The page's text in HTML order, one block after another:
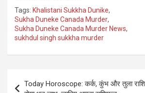
Tags: Khalistani Sukkha Dunike,
Sukha Duneke Canada Murder,
Sukha Duneke Canada Murder News,
sukhdul singh sukkha murder
Today Horoscope: कर्क, कुंभ और तुला